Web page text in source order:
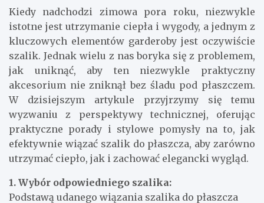
Kiedy nadchodzi zimowa pora roku, niezwykle
istotne jest utrzymanie ciepła i wygody, a jednym z
kluczowych elementów garderoby jest oczywiście
szalik. Jednak wielu z nas boryka się z problemem,
jak uniknąć, aby ten niezwykle praktyczny
akcesorium nie zniknął bez śladu pod płaszczem.
W dzisiejszym artykule przyjrzymy się temu
wyzwaniu z perspektywy technicznej, oferując
praktyczne porady i stylowe pomysły na to, jak
efektywnie wiązać szalik do płaszcza, aby zarówno
utrzymać ciepło, jak i zachować elegancki wygląd.
1. Wybór odpowiedniego szalika:
Podstawą udanego wiązania szalika do płaszcza